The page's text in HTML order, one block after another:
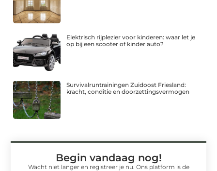
Elektrisch rijplezier voor kinderen: waar let je
op bij een scooter of kinder auto?
Survivalruntrainingen Zuidoost Friesland:
kracht, conditie en doorzettingsvermogen
Begin vandaag nog!
Wacht niet langer en registreer je nu. Ons platform is de